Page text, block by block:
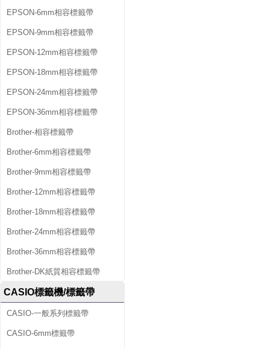
EPSON-6mm相容標籤帶
EPSON-9mm相容標籤帶
EPSON-12mm相容標籤帶
EPSON-18mm相容標籤帶
EPSON-24mm相容標籤帶
EPSON-36mm相容標籤帶
Brother-相容標籤帶
Brother-6mm相容標籤帶
Brother-9mm相容標籤帶
Brother-12mm相容標籤帶
Brother-18mm相容標籤帶
Brother-24mm相容標籤帶
Brother-36mm相容標籤帶
Brother-DK紙質相容標籤帶
CASIO標籤機/標籤帶
CASIO-一般系列標籤帶
CASIO-6mm標籤帶